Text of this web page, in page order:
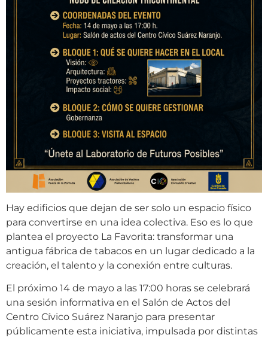
Hay edificios que dejan de ser solo un espacio físico
para convertirse en una idea colectiva. Eso es lo que
plantea el proyecto La Favorita: transformar una
antigua fábrica de tabacos en un lugar dedicado a la
creación, el talento y la conexión entre culturas.
El próximo 14 de mayo a las 17:00 horas se celebrará
una sesión informativa en el Salón de Actos del
Centro Cívico Suárez Naranjo para presentar
públicamente esta iniciativa, impulsada por distintas